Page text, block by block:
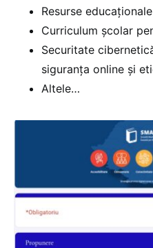
Resurse
Curriculum școlar
Securitate
siguranța online și
Altele…